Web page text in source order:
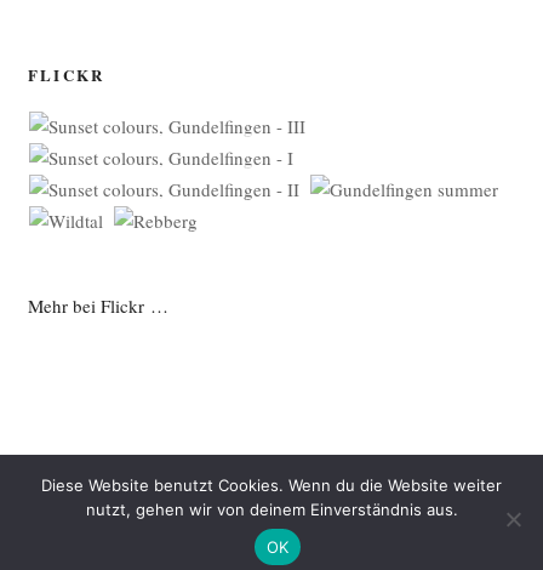
FLICKR
Mehr bei Flickr …
Datenschutzerklärung Mit Stolz präsentiert von WordPress
Diese Website benutzt Cookies. Wenn du die Website weiter
nutzt, gehen wir von deinem Einverständnis aus.
OK